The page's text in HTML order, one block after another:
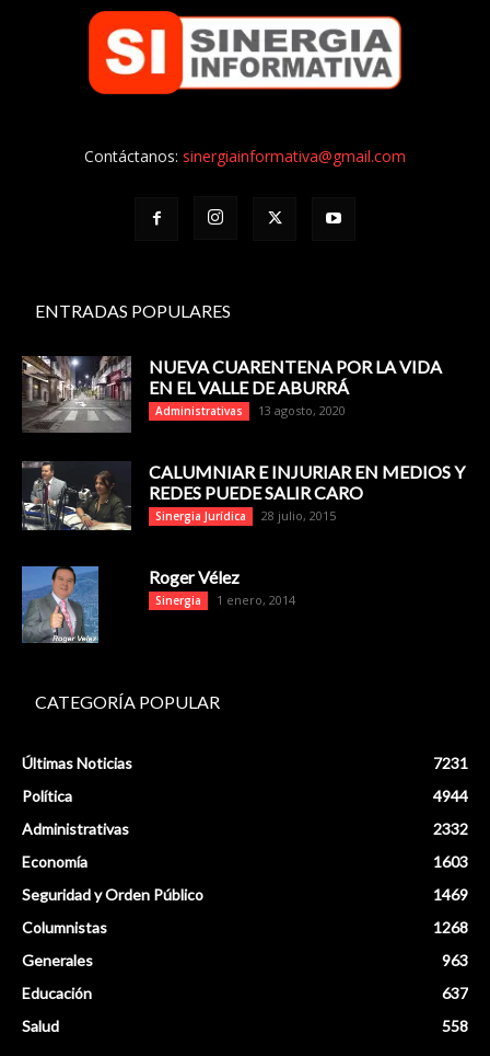
Contáctanos: sinergiainformativa@gmail.com
ENTRADAS POPULARES
NUEVA CUARENTENA POR LA VIDA
EN EL VALLE DE ABURRÁ
Administrativas 13 agosto, 2020
CALUMNIAR E INJURIAR EN MEDIOS Y
REDES PUEDE SALIR CARO
Sinergia Jurídica 28 julio, 2015
Roger Vélez
Sinergia 1 enero, 2014
CATEGORÍA POPULAR
Últimas Noticias
7231
Política
4944
Administrativas
2332
Economía
1603
Seguridad y Orden Público
1469
Columnistas
1268
Generales
963
Educación
637
Salud
558